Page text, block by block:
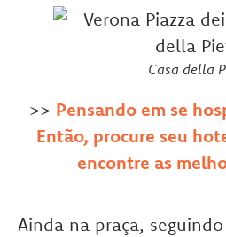
Casa della
>> Pensando em se
Então, procure seu
encontre as
Ainda na praça,